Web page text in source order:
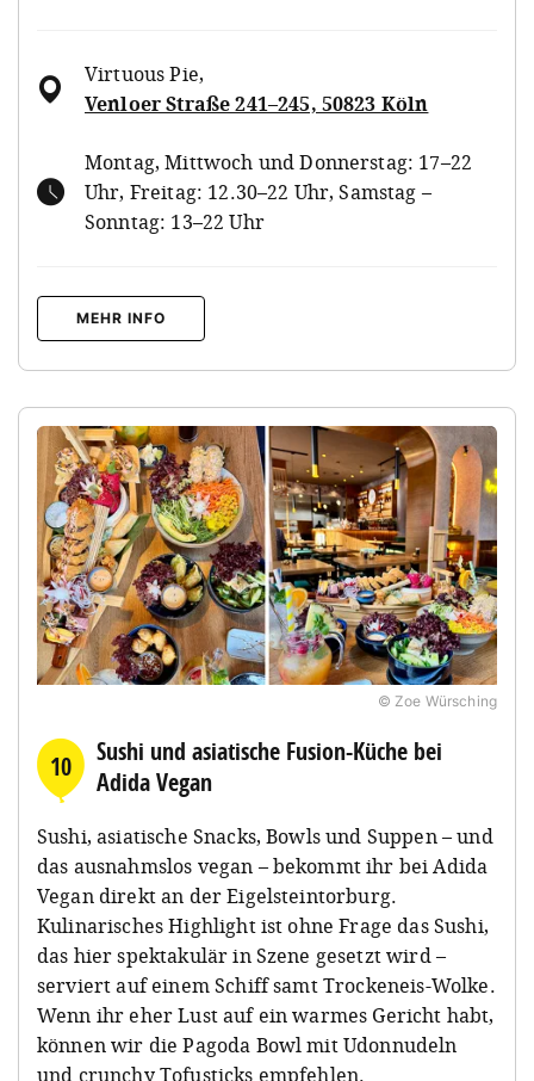
Virtuous Pie,
Venloer Straße 241–245, 50823 Köln
Montag, Mittwoch und Donnerstag: 17–22
Uhr, Freitag: 12.30–22 Uhr, Samstag –
Sonntag: 13–22 Uhr
MEHR INFO
© Zoe Würsching
10
Sushi und asiatische Fusion-Küche bei
Adida Vegan
Sushi, asiatische Snacks, Bowls und Suppen – und
das ausnahmslos vegan – bekommt ihr bei Adida
Vegan direkt an der Eigelsteintorburg.
Kulinarisches Highlight ist ohne Frage das Sushi,
das hier spektakulär in Szene gesetzt wird –
serviert auf einem Schiff samt Trockeneis-Wolke.
Wenn ihr eher Lust auf ein warmes Gericht habt,
können wir die Pagoda Bowl mit Udonnudeln
und crunchy Tofusticks empfehlen.